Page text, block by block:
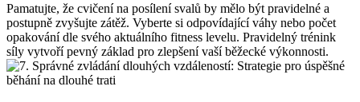
Pamatujte, že cvičení na posílení svalů by mělo být pravidelné a
postupně zvyšujte zátěž. Vyberte si odpovídající váhy nebo počet
opakování dle svého aktuálního fitness levelu. Pravidelný trénink
síly vytvoří pevný základ pro zlepšení vaší běžecké výkonnosti.